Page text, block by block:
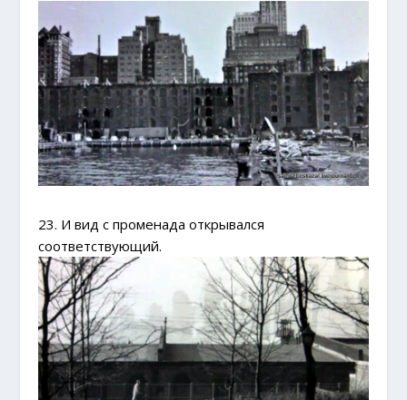
23. И вид с променада открывался
соответствующий.